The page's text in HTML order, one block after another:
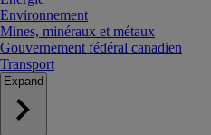
Environnement
Mines, minéraux et métaux
Gouvernement fédéral canadien
Transport
Expand